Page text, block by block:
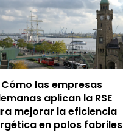
Cómo las empresas
aplican la RSE
mejorar la eficiencia
en polos fabriles